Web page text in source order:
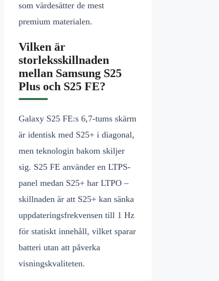
som värdesätter de mest
premium materialen.
Vilken är
storleksskillnaden
mellan Samsung S25
Plus och S25 FE?
Galaxy S25 FE:s 6,7-tums skärm
är identisk med S25+ i diagonal,
men teknologin bakom skiljer
sig. S25 FE använder en LTPS-
panel medan S25+ har LTPO –
skillnaden är att S25+ kan sänka
uppdateringsfrekvensen till 1 Hz
för statiskt innehåll, vilket sparar
batteri utan att påverka
visningskvaliteten.